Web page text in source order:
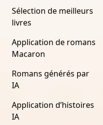
Sélection de meilleurs
livres
Application de romans
Macaron
Romans générés par
IA
Application d’histoires
IA